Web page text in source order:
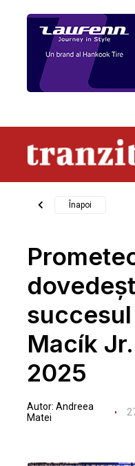
Înapoi
Macík
2025
Autor: Andreea
Matei